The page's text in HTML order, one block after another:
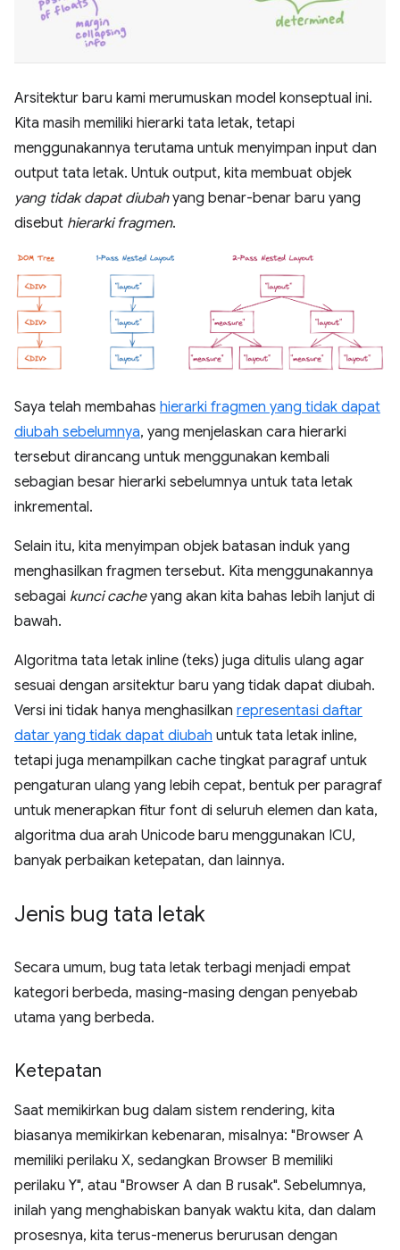
Arsitektur baru kami merumuskan model konseptual ini.
Kita masih memiliki hierarki tata letak, tetapi
menggunakannya terutama untuk menyimpan input dan
output tata letak. Untuk output, kita membuat objek
yang tidak dapat diubahyang benar-benar baru yang
disebut hierarki fragmen.
Saya telah membahas hierarki fragmen yang tidak dapat
diubah sebelumnya, yang menjelaskan cara hierarki
tersebut dirancang untuk menggunakan kembali
sebagian besar hierarki sebelumnya untuk tata letak
inkremental.
Selain itu, kita menyimpan objek batasan induk yang
menghasilkan fragmen tersebut. Kita menggunakannya
sebagai kunci cacheyang akan kita bahas lebih lanjut di
bawah.
Algoritma tata letak inline (teks) juga ditulis ulang agar
sesuai dengan arsitektur baru yang tidak dapat diubah.
Versi ini tidak hanya menghasilkan representasi daftar
datar yang tidak dapat diubah untuk tata letak inline,
tetapi juga menampilkan cache tingkat paragraf untuk
pengaturan ulang yang lebih cepat, bentuk per paragraf
untuk menerapkan fitur font di seluruh elemen dan kata,
algoritma dua arah Unicode baru menggunakan ICU,
banyak perbaikan ketepatan, dan lainnya.
Jenis bug tata letak
Secara umum, bug tata letak terbagi menjadi empat
kategori berbeda, masing-masing dengan penyebab
utama yang berbeda.
Ketepatan
Saat memikirkan bug dalam sistem rendering, kita
biasanya memikirkan kebenaran, misalnya: "Browser A
memiliki perilaku X, sedangkan Browser B memiliki
perilaku Y", atau "Browser A dan B rusak". Sebelumnya,
inilah yang menghabiskan banyak waktu kita, dan dalam
prosesnya, kita terus-menerus berurusan dengan